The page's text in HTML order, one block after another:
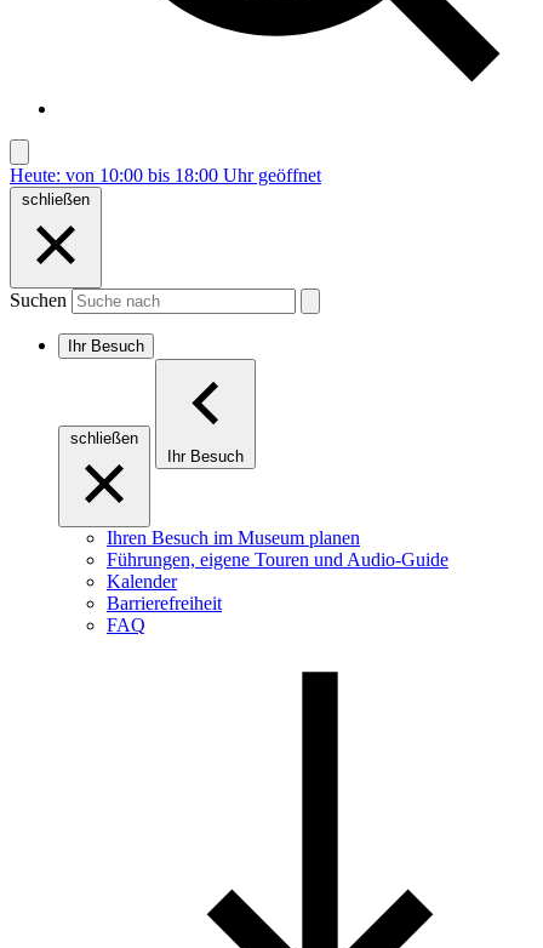
Heute: von 10:00 bis 18:00 Uhr geöffnet
schließen
Suchen
Ihr Besuch
schließen
Ihr Besuch
Ihren Besuch im Museum planen
Führungen, eigene Touren und Audio-Guide
Kalender
Barrierefreiheit
FAQ